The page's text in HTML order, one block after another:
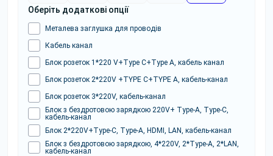
Оберіть додаткові опції
Металева заглушка для проводів
Кабель канал
Блок розеток 1*220 V+Type C+Type A, кабель канал
Блок розеток 2*220V +TYPE C+TYPE A, кабель-канал
Блок розеток 3*220V, кабель-канал
Блок з бездротовою зарядкою 220V+ Type-A, Type-C,
кабель-канал
Блок 2*220V+Type-C, Type-A, HDMI, LAN, кабель-канал
Блок з бездротовою зарядкою, 4*220V, 2*Type-A, 2*LAN,
кабель-канал